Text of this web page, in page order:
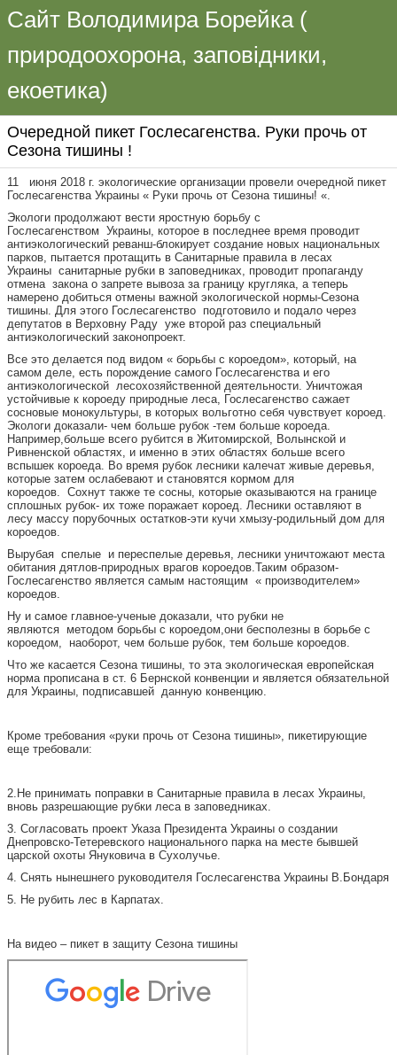
Сайт Володимира Борейка (
природоохорона, заповідники,
екоетика)
Очередной пикет Гослесагенства. Руки прочь от
Сезона тишины !
11 июня 2018 г. экологические организации провели очередной пикет
Гослесагенства Украины « Руки прочь от Сезона тишины! «.
Экологи продолжают вести яростную борьбу с
Гослесагенством Украины, которое в последнее время проводит
антиэкологический реванш-блокирует создание новых национальных
парков, пытается протащить в Санитарные правила в лесах
Украины санитарные рубки в заповедниках, проводит пропаганду
отмена закона о запрете вывоза за границу кругляка, а теперь
намерено добиться отмены важной экологической нормы-Сезона
тишины. Для этого Гослесагенство подготовило и подало через
депутатов в Верховну Раду уже второй раз специальный
антиэкологический законопроект.
Все это делается под видом « борьбы с короедом», который, на
самом деле, есть порождение самого Гослесагенства и его
антиэкологической лесохозяйственной деятельности. Уничтожая
устойчивые к короеду природные леса, Гослесагенство сажает
сосновые монокультуры, в которых вольготно себя чувствует короед.
Экологи доказали- чем больше рубок -тем больше короеда.
Например,больше всего рубится в Житомирской, Волынской и
Ривненской областях, и именно в этих областях больше всего
вспышек короеда. Во время рубок лесники калечат живые деревья,
которые затем ослабевают и становятся кормом для
короедов. Сохнут также те сосны, которые оказываются на границе
сплошных рубок- их тоже поражает короед. Лесники оставляют в
лесу массу порубочных остатков-эти кучи хмызу-родильный дом для
короедов.
Вырубая спелые и переспелые деревья, лесники уничтожают места
обитания дятлов-природных врагов короедов.Таким образом-
Гослесагенство является самым настоящим « производителем»
короедов.
Ну и самое главное-ученые доказали, что рубки не
являются методом борьбы с короедом,они бесполезны в борьбе с
короедом, наоборот, чем больше рубок, тем больше короедов.
Что же касается Сезона тишины, то эта экологическая европейская
норма прописана в ст. 6 Бернской конвенции и является обязательной
для Украины, подписавшей данную конвенцию.
Кроме требования «руки прочь от Сезона тишины», пикетирующие
еще требовали:
2.Не принимать поправки в Санитарные правила в лесах Украины,
вновь разрешающие рубки леса в заповедниках.
3. Согласовать проект Указа Президента Украины о создании
Днепровско-Тетеревского национального парка на месте бывшей
царской охоты Януковича в Сухолучье.
4. Снять нынешнего руководителя Гослесагенства Украины В.Бондаря
5. Не рубить лес в Карпатах.
На видео – пикет в защиту Сезона тишины